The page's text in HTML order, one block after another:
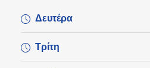
Δευτέρα
Τρίτη